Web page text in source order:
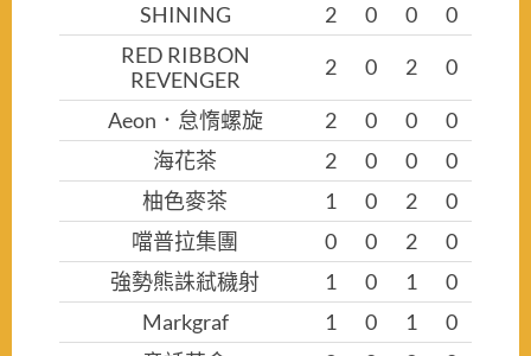
SHINING
2 0 0
0
RED RIBBON
REVENGER
2 0 2 0
Aeon．怠惰螺旋 2 0 0
0
海花茶
2 0 0
0
柚色麥茶
1 0 2
0
噹普拉集團
0 0 2
0
強勢熊誅弒穢射
1 0 1
0
Markgraf
1 0 1
0